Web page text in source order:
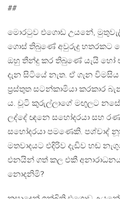
##
මොරටුව එගොඩ උයනේ,
ගොස් තිබුණේ අවුරුදු හතරකට
ඔහු තීන්දු කර තිබුණේ යැයි හෝ
දැන සිටියේ නැත. ඒ ගැන
ප්‍රස්තුත සටන්කාමියා කරකාර
ය. චූටි කුරුල්ලාගේ මඟුලට
ලද්දේ ඥනෙ සහෝදරයා සහ
සහෝදරයා පමණෙකි. පශ්චාද්
මතවාදයට එදිරිව දැඩිව හඬ
එනයින් ගත් කල එකී
නොදනිමි?